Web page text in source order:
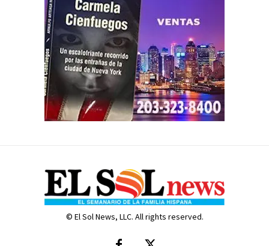
© El Sol News, LLC. All rights reserved.